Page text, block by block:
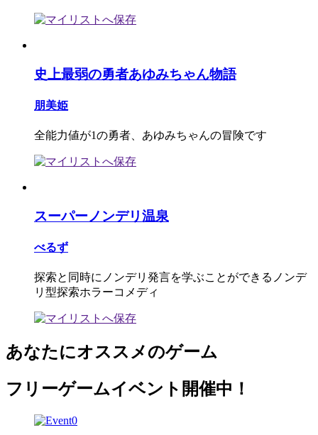
史上最弱の勇者あゆみちゃん物語
朋美姫
全能力値が1の勇者、あゆみちゃんの冒険です
スーパーノンデリ温泉
べるず
探索と同時にノンデリ発言を学ぶことができるノンデ
リ型探索ホラーコメディ
あなたにオススメのゲーム
フリーゲームイベント開催中！